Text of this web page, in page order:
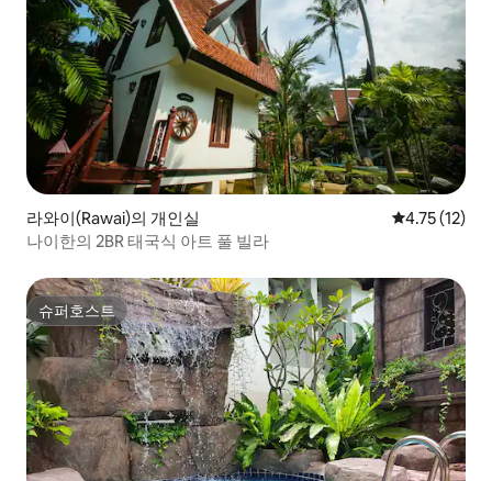
라와이(Rawai)의 개인실 평점 4.75점
4.75 (12)
나이한의 2BR 태국식 아트 풀 빌라
슈퍼호스트
슈퍼호스트